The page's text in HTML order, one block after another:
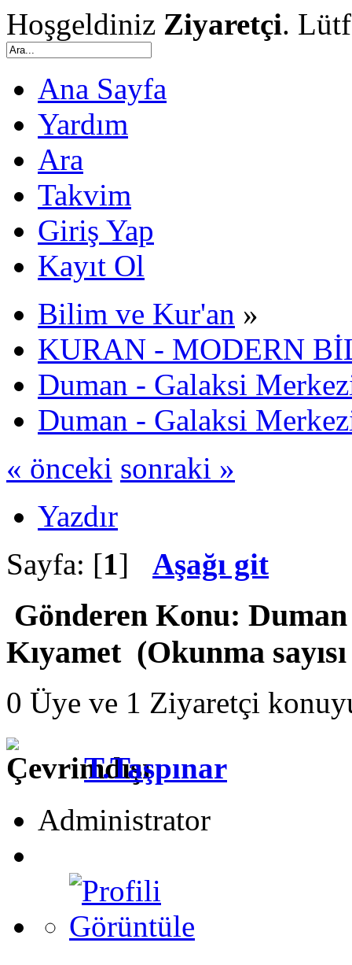
Hoşgeldiniz Ziyaretçi.
Ana Sayfa
Yardım
Ara
Takvim
Giriş Yap
Kayıt Ol
Bilim ve Kur'an »
KURAN - MODERN
Duman - Galaksi
Duman - Galaksi
« önceki sonraki »
Yazdır
Sayfa: [1] Aşağı git
Gönderen Konu:
Kıyamet (Okunma
0 Üye ve 1 Ziyaretçi
T.Taşpınar
Administrator